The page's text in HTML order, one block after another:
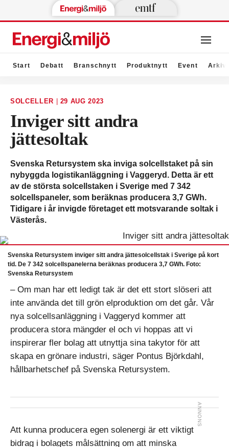
Start Debatt Branschnytt Produktnytt Event Arkiv
SOLCELLER 29 AUG 2023
Inviger sitt andra
jättesoltak
Svenska Retursystem ska inviga solcellstaket på sin
nybyggda logistikanläggning i Vaggeryd. Detta är ett
av de största solcellstaken i Sverige med 7 342
solcellspaneler, som beräknas producera 3,7 GWh.
Tidigare i år invigde företaget ett motsvarande soltak i
Västerås.
Svenska Retursystem inviger sitt andra jättesolcellstak i Sverige på kort
tid. De 7 342 solcellspanelerna beräknas producera 3,7 GWh. Foto:
Svenska Retursystem
– Om man har ett ledigt tak är det ett stort slöseri att
inte använda det till grön elproduktion om det går. Vår
nya solcellsanläggning i Vaggeryd kommer att
producera stora mängder el och vi hoppas att vi
inspirerar fler bolag att utnyttja sina takytor för att
skapa en grönare industri, säger Pontus Björkdahl,
hållbarhetschef på Svenska Retursystem.
Att kunna producera egen solenergi är ett viktigt
bidrag i bolagets målsättning om att minska